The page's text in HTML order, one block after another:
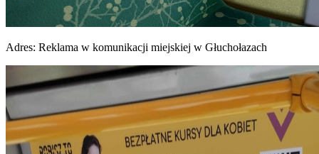
Adres: Reklama w komunikacji miejskiej w Głuchołazach